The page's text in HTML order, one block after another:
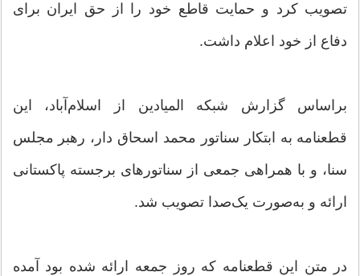
تصویب کرد و حمایت قاطع خود را از حق ایران برای
دفاع از خود اعلام داشت.
براساس گزارش شبکه المیادین از اسلام‌آباد، این
قطعنامه به ابتکار سناتور محمد اسحاق دار، رهبر مجلس
سنا، و با همراهی جمعی از سناتورهای برجسته پاکستانی
ارائه و به‌صورت یک‌صدا تصویب شد.
در متن این قطعنامه که روز جمعه ارائه شده بود آمده